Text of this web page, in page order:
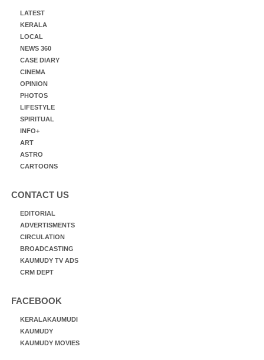
LATEST
KERALA
LOCAL
NEWS 360
CASE DIARY
CINEMA
OPINION
PHOTOS
LIFESTYLE
SPIRITUAL
INFO+
ART
ASTRO
CARTOONS
CONTACT US
EDITORIAL
ADVERTISMENTS
CIRCULATION
BROADCASTING
KAUMUDY TV ADS
CRM DEPT
FACEBOOK
KERALAKAUMUDI
KAUMUDY
KAUMUDY MOVIES